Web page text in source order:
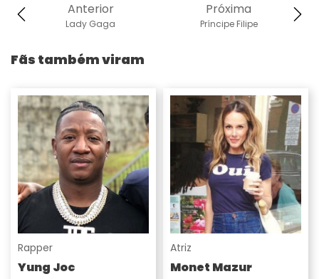
Próxima
Príncipe Filipe
Anterior
Lady Gaga
Fãs também viram
Rapper
Yung Joc
Atriz
Monet Mazur